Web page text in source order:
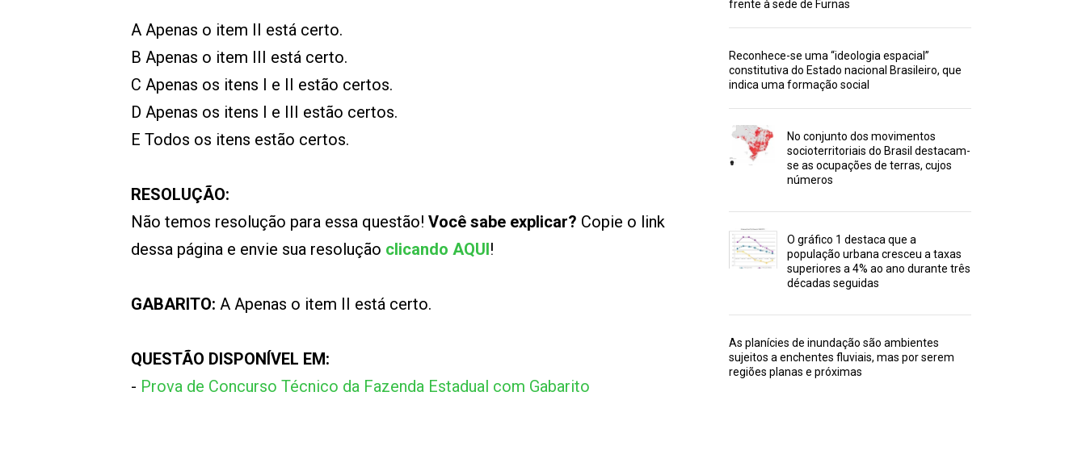
A Apenas o item II está certo.
B Apenas o item III está certo.
C Apenas os itens I e II estão certos.
D Apenas os itens I e III estão certos.
E Todos os itens estão certos.
RESOLUÇÃO:
Não temos resolução para essa questão! Você sabe explicar? Copie o link
dessa página e envie sua resolução clicando AQUI!
GABARITO: A Apenas o item II está certo.
QUESTÃO DISPONÍVEL EM:
- Prova de Concurso Técnico da Fazenda Estadual com Gabarito
frente à sede de Furnas
Reconhece-se uma “ideologia espacial”
constitutiva do Estado nacional Brasileiro, que
indica uma formação social
No conjunto dos movimentos
socioterritoriais do Brasil destacam-
se as ocupações de terras, cujos
números
O gráfico 1 destaca que a
população urbana cresceu a taxas
superiores a 4% ao ano durante três
décadas seguidas
As planícies de inundação são ambientes
sujeitos a enchentes fluviais, mas por serem
regiões planas e próximas